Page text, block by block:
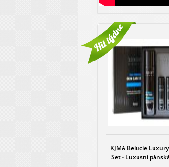
KJMA Belucie
Set - Luxusní